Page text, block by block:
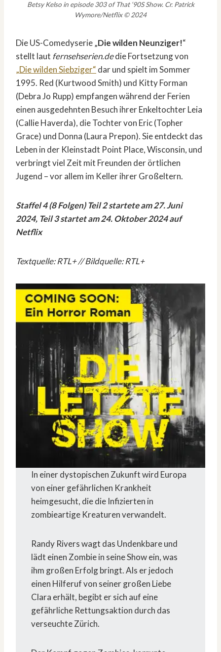
Betsy Kelso in episode 303 of That ‘90S Show. Cr. Patrick
Wymore/Netflix © 2024
Die US-Comedyserie „Die wilden Neunziger!“
stellt laut fernsehserien.dedie Fortsetzung von
„Die wilden Siebziger“ dar und spielt im Sommer
1995. Red (Kurtwood Smith) und Kitty Forman
(Debra Jo Rupp) empfangen während der Ferien
einen ausgedehnten Besuch ihrer Enkeltochter Leia
(Callie Haverda), die Tochter von Eric (Topher
Grace) und Donna (Laura Prepon). Sie entdeckt das
Leben in der Kleinstadt Point Place, Wisconsin, und
verbringt viel Zeit mit Freunden der örtlichen
Jugend – vor allem im Keller ihrer Großeltern.
Staffel 4 (8 Folgen) Teil 2 startete am 27. Juni
2024, Teil 3 startet am 24. Oktober 2024 auf
Netflix
Textquelle: RTL+ // Bildquelle: RTL+
In einer dystopischen Zukunft wird Europa
von einer gefährlichen Krankheit
heimgesucht, die die Infizierten in
zombieartige Kreaturen verwandelt.
Randy Rivers wagt das Undenkbare und
lädt einen Zombie in seine Show ein, was
ihm großen Erfolg bringt. Als er jedoch
einen Hilferuf von seiner großen Liebe
Clara erhält, begibt er sich auf eine
gefährliche Rettungsaktion durch das
verseuchte Zürich.